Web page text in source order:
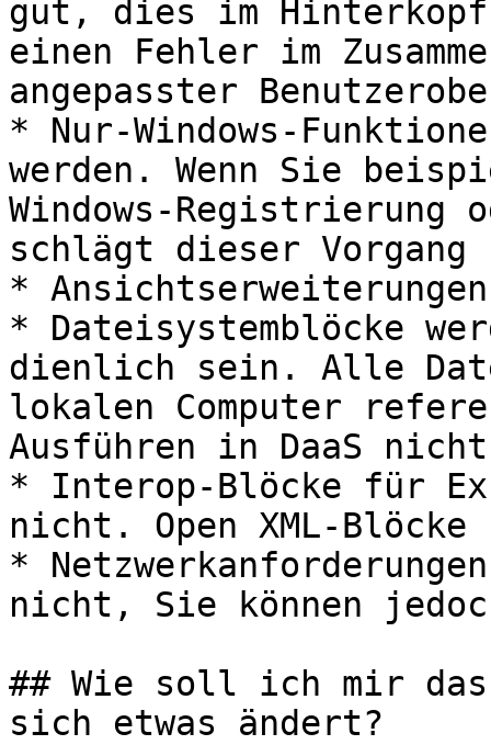
gut, dies im
einen Fehler im
angepasster
* Nur-Windows-
werden. Wenn Sie
Windows-Registrierung
schlägt dieser
*
* Dateisystemblöcke
dienlich sein. Alle
lokalen Computer
Ausführen in DaaS
* Interop-Blöcke für
nicht. Open XML-
*
nicht, Sie können
## Wie soll ich mir das
sich etwas ändert?